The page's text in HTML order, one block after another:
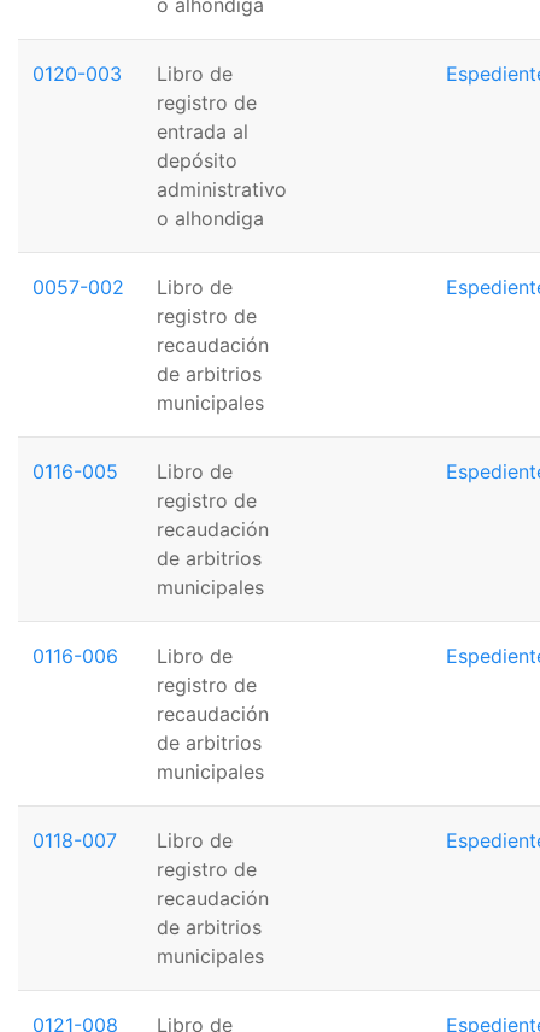
0120-003
Libro de
registro de
entrada al
depósito
administrativo
o alhondiga
0057-002
Libro de
registro de
recaudación
de arbitrios
municipales
0116-005
Libro de
registro de
recaudación
de arbitrios
municipales
0116-006
Libro de
registro de
recaudación
de arbitrios
municipales
0118-007
Libro de
registro de
recaudación
de arbitrios
municipales
0121-008 Libro de